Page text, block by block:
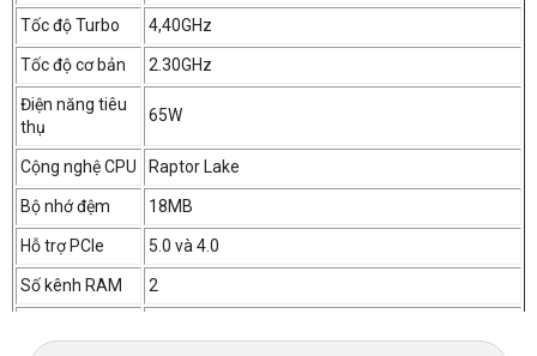
Tốc độ Turbo 4,40GHz
Tốc độ cơ bản 2.30GHz
Điện năng tiêu
thụ
65W
Cộng nghệ CPU Raptor Lake
Bộ nhớ đệm 18MB
Hỗ trợ PCIe 5.0 và 4.0
Số kênh RAM 2
tối đa